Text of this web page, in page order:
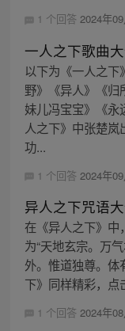
1 个回答 2024年
一人之下歌曲
以下为《一人之
野》《异人》《归
妹儿冯宝宝》《
人之下》中张楚
功...
1 个回答 2024年
异人之下咒语
在《异人之下》中
为“天地玄宗。万
外。惟道独尊。体
下》同样精彩，点
1 个回答 2024年